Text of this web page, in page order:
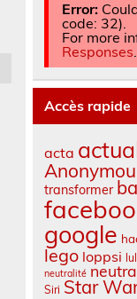
Error:
code: 32).
For more
Responses
Accès rapide
acta
transformer
google
lego loppsi
neutralité
Siri Star